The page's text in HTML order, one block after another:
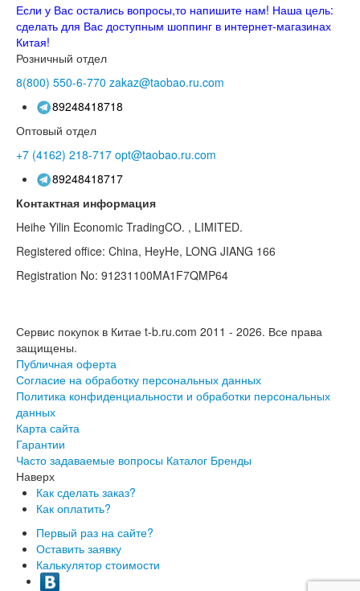
Если у Вас остались вопросы,то напишите нам! Наша цель:
сделать для Вас доступным шоппинг в интернет-магазинах
Китая!
Розничный отдел
8(800) 550-6-770 zakaz@taobao.ru.com
89248418718
Оптовый отдел
+7 (4162) 218-717 opt@taobao.ru.com
89248418717
Контактная информация
Heihe Yilin Economic TradingCO. , LIMITED.
Registered office: China, HeyHe, LONG JIANG 166
Registration No: 91231100MA1F7QMP64
Сервис покупок в Китае t-b.ru.com 2011 - 2026. Все права
защищены.
Публичная оферта
Согласие на обработку персональных данных
Политика конфиденциальности и обработки персональных
данных
Карта сайта
Гарантии
Часто задаваемые вопросы Каталог Бренды
Наверх
Как сделать заказ?
Как оплатить?
Первый раз на сайте?
Оставить заявку
Калькулятор стоимости